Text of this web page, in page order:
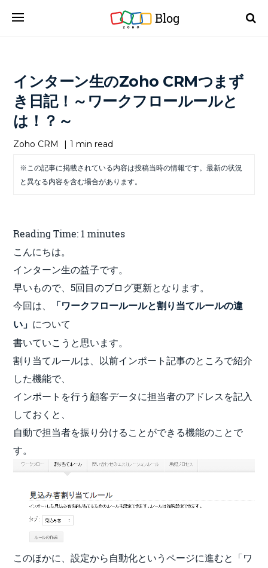
Blog
インターン生のZoho CRMつまず
き日記！～ワークフロールールと
は！？～
Zoho CRM | 1 min read
※この記事に掲載されている内容は投稿当時の情報です。最新の状況
と異なる内容を含む場合があります。
Reading Time: 1 minutes
こんにちは。
インターン生の益子です。
早いもので、5回目のブログ更新となります。
今回は、
「ワークフロールールと割り当てルールの違
い」 について
書いていこうと思います。
割り当てルールは、以前インポート記事のところで紹介
した機能で、
インポートを行う顧客データに担当者のアドレスを記入
しておくと、
自動で担当者を振り分けることができる機能のことで
す。
このほかに、設定から自動化というページに進むと「ワ